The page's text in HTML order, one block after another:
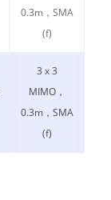
0.3m，SMA
(f)
3 x 3
MIMO，
0.3m，SMA
(f)